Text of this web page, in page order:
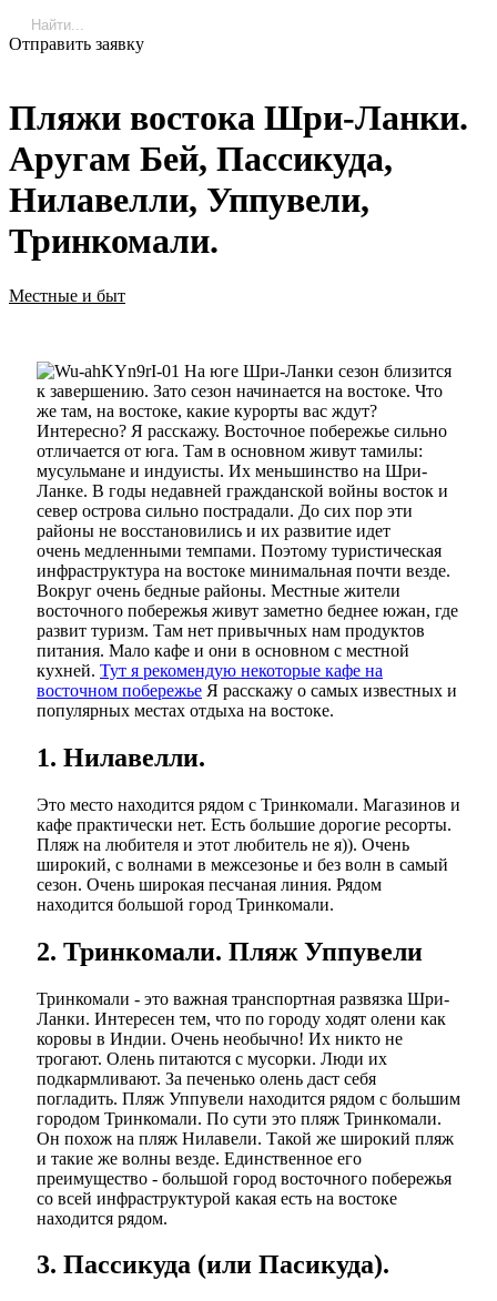
Отправить заявку
Пляжи востока Шри-Ланки.
Аругам Бей, Пассикуда,
Нилавелли, Уппувели,
Тринкомали.
Местные и быт
На юге Шри-Ланки сезон близится
к завершению. Зато сезон начинается на востоке. Что
же там, на востоке, какие курорты вас ждут?
Интересно? Я расскажу. Восточное побережье сильно
отличается от юга. Там в основном живут тамилы:
мусульмане и индуисты. Их меньшинство на Шри-
Ланке. В годы недавней гражданской войны восток и
север острова сильно пострадали. До сих пор эти
районы не восстановились и их развитие идет
очень медленными темпами. Поэтому туристическая
инфраструктура на востоке минимальная почти везде.
Вокруг очень бедные районы. Местные жители
восточного побережья живут заметно беднее южан, где
развит туризм. Там нет привычных нам продуктов
питания. Мало кафе и они в основном с местной
кухней. Тут я рекомендую некоторые кафе на
восточном побережье Я расскажу о самых известных и
популярных местах отдыха на востоке.
1. Нилавелли.
Это место находится рядом с Тринкомали. Магазинов и
кафе практически нет. Есть большие дорогие ресорты.
Пляж на любителя и этот любитель не я)). Очень
широкий, с волнами в межсезонье и без волн в самый
сезон. Очень широкая песчаная линия. Рядом
находится большой город Тринкомали.
2. Тринкомали. Пляж Уппувели
Тринкомали - это важная транспортная развязка Шри-
Ланки. Интересен тем, что по городу ходят олени как
коровы в Индии. Очень необычно! Их никто не
трогают. Олень питаются с мусорки. Люди их
подкармливают. За печенько олень даст себя
погладить. Пляж Уппувели находится рядом с большим
городом Тринкомали. По сути это пляж Тринкомали.
Он похож на пляж Нилавели. Такой же широкий пляж
и такие же волны везде. Единственное его
преимущество - большой город восточного побережья
со всей инфраструктурой какая есть на востоке
находится рядом.
3. Пассикуда (или Пасикуда).